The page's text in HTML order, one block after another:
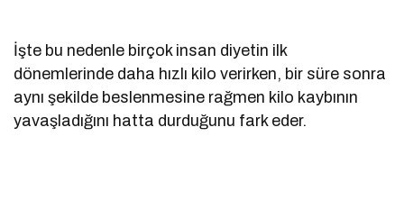
İşte bu nedenle birçok insan diyetin ilk
dönemlerinde daha hızlı kilo verirken, bir süre sonra
aynı şekilde beslenmesine rağmen kilo kaybının
yavaşladığını hatta durduğunu fark eder.